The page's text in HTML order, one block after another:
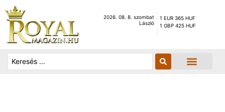
2026. 08. 8. szombat
László
1 EUR 365 HUF
1 GBP 425 HUF